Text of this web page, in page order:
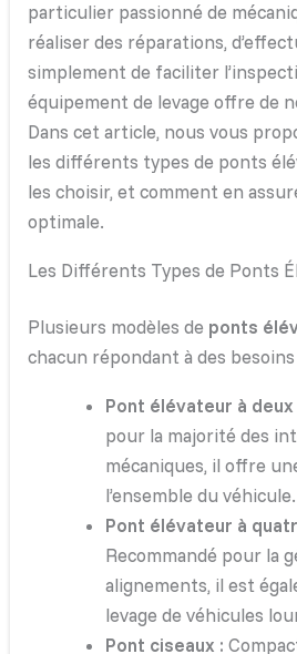
particulier passionné de
réaliser des réparations,
simplement de faciliter
équipement de levage offre de
Dans cet article, nous vous
les différents types de ponts
les choisir, et comment en
optimale.
Les Différents Types de Ponts
Plusieurs modèles de ponts
chacun répondant à des
Pont élévateur à
pour la majorité des
mécaniques, il offre
l’ensemble du véhicule.
Pont élévateur à
Recommandé pour la
alignements, il est
levage de véhicules
Pont ciseaux :